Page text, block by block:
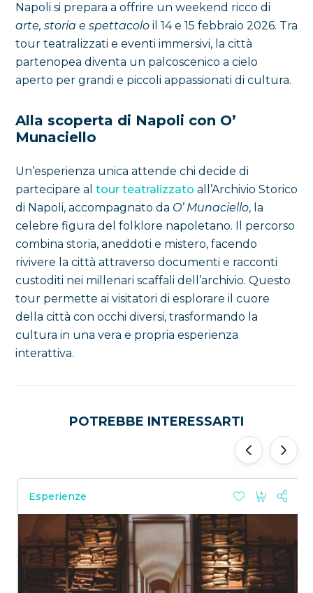
Napoli si prepara a offrire un weekend ricco di
arte, storia e spettacolo il 14 e 15 febbraio 2026. Tra
tour teatralizzati e eventi immersivi, la città
partenopea diventa un palcoscenico a cielo
aperto per grandi e piccoli appassionati di cultura.
Alla scoperta di Napoli con O’
Munaciello
Un’esperienza unica attende chi decide di
partecipare al tour teatralizzato all’Archivio Storico
di Napoli, accompagnato da O’ Munaciello, la
celebre figura del folklore napoletano. Il percorso
combina storia, aneddoti e mistero, facendo
rivivere la città attraverso documenti e racconti
custoditi nei millenari scaffali dell’archivio. Questo
tour permette ai visitatori di esplorare il cuore
della città con occhi diversi, trasformando la
cultura in una vera e propria esperienza
interattiva.
POTREBBE INTERESSARTI
Esperienze
‹ ›